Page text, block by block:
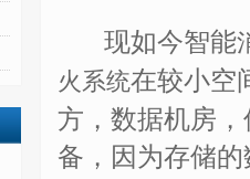
现如今智能
火系统在较小空
方，数据机房
备，因为存储